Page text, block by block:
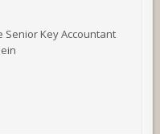
Senior Key Accountant